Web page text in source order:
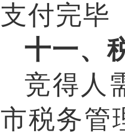
支付完毕
十一、
竞得人
市税务管